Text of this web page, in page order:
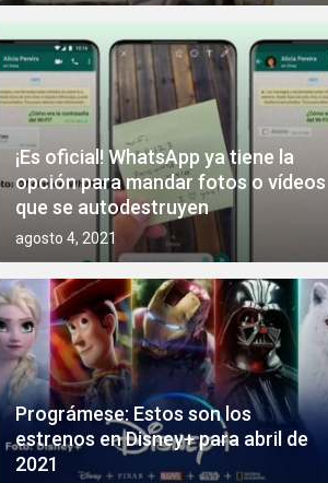
¡Es oficial! WhatsApp ya tiene la
opción para mandar fotos o vídeos
que se autodestruyen
agosto 4, 2021
Prográmese: Estos son los
estrenos en Disney+ para abril de
2021